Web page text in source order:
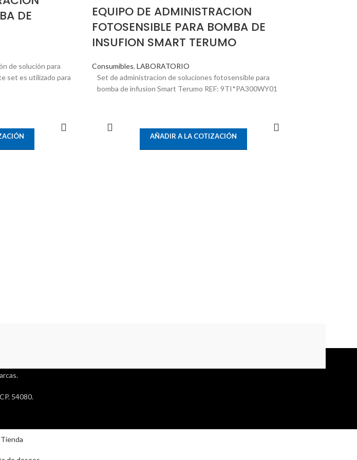
DE
de solución para
set es utilizado para
EQUIPO DE ADMINISTRACION
FOTOSENSIBLE PARA BOMBA DE
INSUFION SMART TERUMO
Consumibles, LABORATORIO
Set de administracion de soluciones fotosensible para
bomba de infusion Smart Terumo REF: 9TI*PA300WY01
AÑADIR A LA COTIZACIÓN
54080.
Tienda